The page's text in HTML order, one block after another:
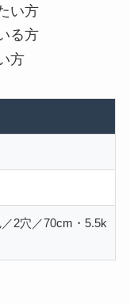
い方
る方
方
2穴／70cm・5.5k